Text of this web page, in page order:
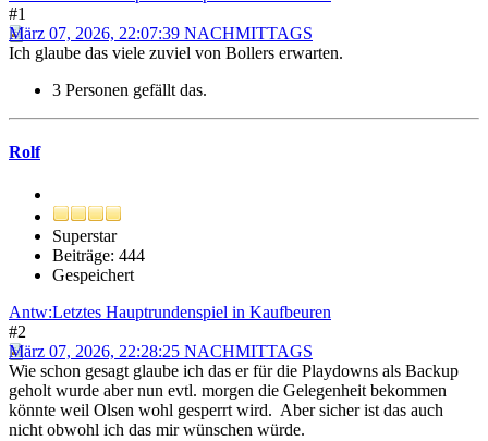
#1
März 07, 2026, 22:07:39 NACHMITTAGS
Ich glaube das viele zuviel von Bollers erwarten.
3 Personen gefällt das.
Rolf
Superstar
Beiträge: 444
Gespeichert
Antw:Letztes Hauptrundenspiel in Kaufbeuren
#2
März 07, 2026, 22:28:25 NACHMITTAGS
Wie schon gesagt glaube ich das er für die Playdowns als Backup
geholt wurde aber nun evtl. morgen die Gelegenheit bekommen
könnte weil Olsen wohl gesperrt wird. Aber sicher ist das auch
nicht obwohl ich das mir wünschen würde.